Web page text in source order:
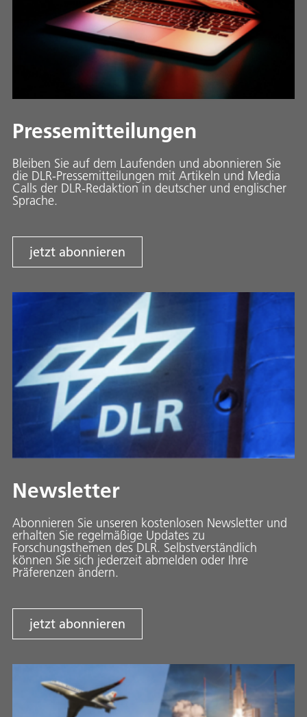
Pressemitteilungen
Bleiben Sie auf dem Laufenden und abonnieren Sie
die DLR-Pressemitteilungen mit Artikeln und Media
Calls der DLR-Redaktion in deutscher und englischer
Sprache.
jetzt abonnieren
Newsletter
Abonnieren Sie unseren kostenlosen Newsletter und
erhalten Sie regelmäßige Updates zu
Forschungsthemen des DLR. Selbstverständlich
können Sie sich jederzeit abmelden oder Ihre
Präferenzen ändern.
jetzt abonnieren